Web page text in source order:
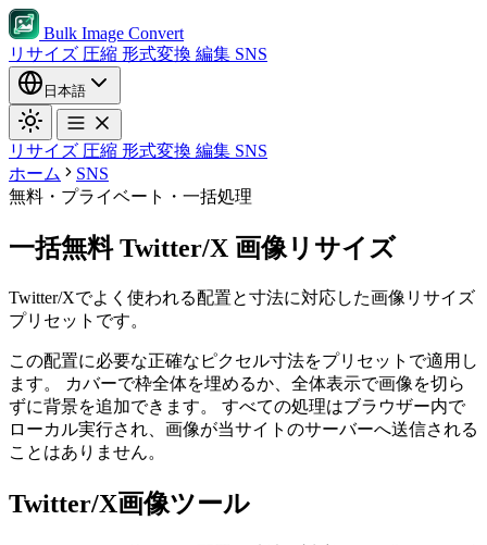
Bulk Image Convert
リサイズ 圧縮 形式変換 編集 SNS
日本語
リサイズ 圧縮 形式変換 編集 SNS
ホーム
SNS
無料・プライベート・一括処理
一括無料 Twitter/X 画像リサイズ
Twitter/Xでよく使われる配置と寸法に対応した画像リサイズ
プリセットです。
この配置に必要な正確なピクセル寸法をプリセットで適用し
ます。
カバーで枠全体を埋めるか、全体表示で画像を切ら
ずに背景を追加できます。 すべての処理はブラウザー内で
ローカル実行され、画像が当サイトのサーバーへ送信される
ことはありません。
Twitter/X画像ツール